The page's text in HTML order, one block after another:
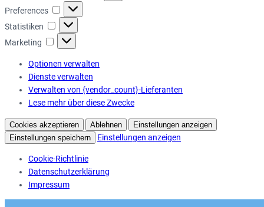
Preferences
Preferences
Statistiken Statistiken
Marketing Marketing
Optionen verwalten
Dienste verwalten
Verwalten von {vendor_count}-Lieferanten
Lese mehr über diese Zwecke
Cookies akzeptieren Ablehnen
Einstellungen anzeigen
Einstellungen speichern
Einstellungen anzeigen
Cookie-Richtlinie
Datenschutzerklärung
Impressum